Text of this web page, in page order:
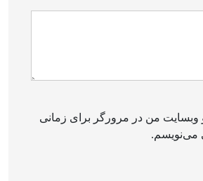
و وبسایت من در مرورگر برای زمانی
می‌نویسم.